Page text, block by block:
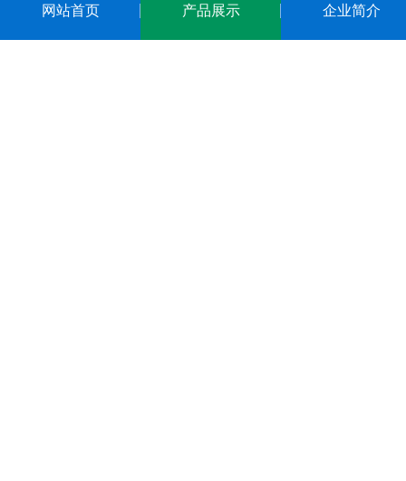
网站首页 产品展示 企业简介